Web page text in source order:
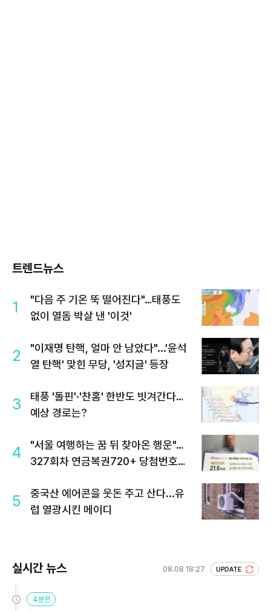
트렌드뉴스
1
"다음 주 기온 뚝 떨어진다"…태풍도
없이 열돔 박살 낸 '이것'
2
"이재명 탄핵, 얼마 안 남았다"...'윤석
열 탄핵' 맞힌 무당, '성지글' 등장
3
태풍 '돌핀'·'찬홈' 한반도 빗겨간다…
예상 경로는?
4
"서울 여행하는 꿈 뒤 찾아온 행운"…
327회차 연금복권720+ 당첨번호조
5
중국산 에어콘을 웃돈 주고 산다...유
럽 열광시킨 메이디
실시간 뉴스 08.08 18:27 UPDATE
4분전